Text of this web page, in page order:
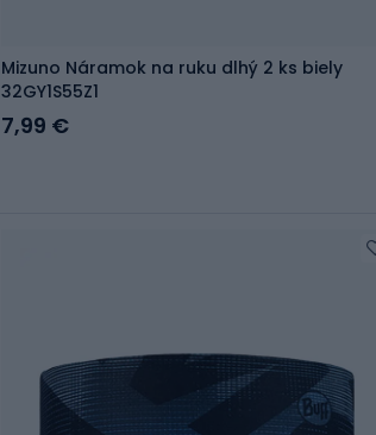
Mizuno Náramok na ruku dlhý 2 ks biely
32GY1S55Z1
7,99 €